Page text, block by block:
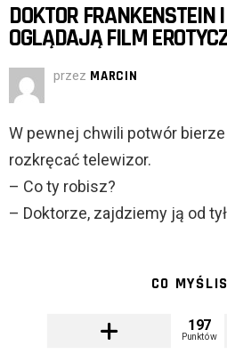
DOKTOR FRANKENSTEIN
OGLĄDAJĄ FILM
przez MARCIN
W pewnej chwili potwór
rozkręcać telewizor.
– Co ty robisz?
– Doktorze, zajdziemy ją od
CO
197
Punktów